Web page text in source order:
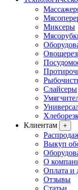
Миксеры
Слайсеры
Клиентам
+
Выкуп
О
Оплата и
Отзывы
Статьи